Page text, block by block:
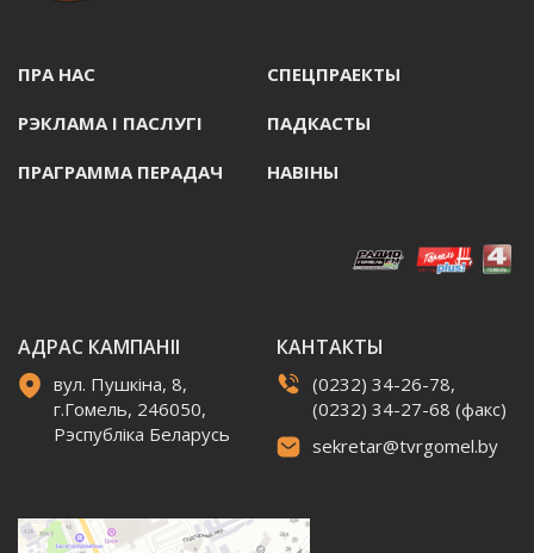
ПРА НАС СПЕЦПРАЕКТЫ
РЭКЛАМА I ПАСЛУГI ПАДКАСТЫ
ПРАГРАММА ПЕРАДАЧ НАВIНЫ
АДРАС КАМПАНІІ
вул. Пушкіна, 8,
г.Гомель, 246050,
Рэспубліка Беларусь
КАНТАКТЫ
(0232) 34-26-78,
(0232) 34-27-68 (факс)
sekretar@tvrgomel.by